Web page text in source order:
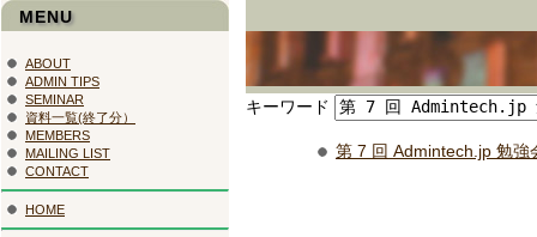
キーワード
第 7 回 Admintech.jp 勉強
MENU
ABOUT
ADMIN TIPS
SEMINAR
資料一覧(終了分）
MEMBERS
MAILING LIST
CONTACT
HOME